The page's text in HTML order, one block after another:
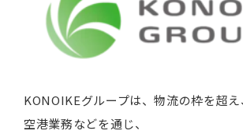
KONOIKEグループは、物流の枠を超え
空港業務などを通じ、